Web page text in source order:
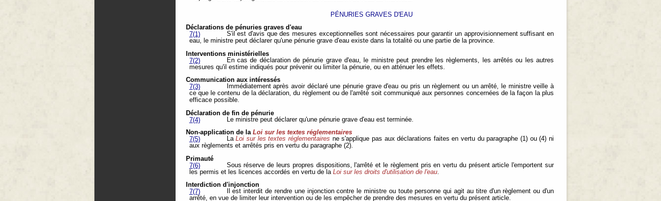
PÉNURIES GRAVES D'EAU
Déclarations de pénuries graves d'eau
7(1)
S'il est d'avis que des mesures exceptionnelles sont nécessaires pour garantir un approvisionnement suffisant en
eau, le ministre peut déclarer qu'une pénurie grave d'eau existe dans la totalité ou une partie de la province.
Interventions ministérielles
7(2)
En cas de déclaration de pénurie grave d'eau, le ministre peut prendre les règlements, les arrêtés ou les autres
mesures qu'il estime indiqués pour prévenir ou limiter la pénurie, ou en atténuer les effets.
Communication aux intéressés
7(3)
Immédiatement après avoir déclaré une pénurie grave d'eau ou pris un règlement ou un arrêté, le ministre veille à
ce que le contenu de la déclaration, du règlement ou de l'arrêté soit communiqué aux personnes concernées de la façon la plus
efficace possible.
Déclaration de fin de pénurie
7(4)
Le ministre peut déclarer qu'une pénurie grave d'eau est terminée.
Non-application de laLoi sur les textes réglementaires
7(5)
LaLoi sur les textes réglementaires ne s'applique pas aux déclarations faites en vertu du paragraphe (1) ou (4) ni
aux règlements et arrêtés pris en vertu du paragraphe (2).
Primauté
7(6)
Sous réserve de leurs propres dispositions, l'arrêté et le règlement pris en vertu du présent article l'emportent sur
les permis et les licences accordés en vertu de la Loi sur les droits d'utilisation de l'eau.
Interdiction d'injonction
7(7)
Il est interdit de rendre une injonction contre le ministre ou toute personne qui agit au titre d'un règlement ou d'un
arrêté, en vue de limiter leur intervention ou de les empêcher de prendre des mesures en vertu du présent article.